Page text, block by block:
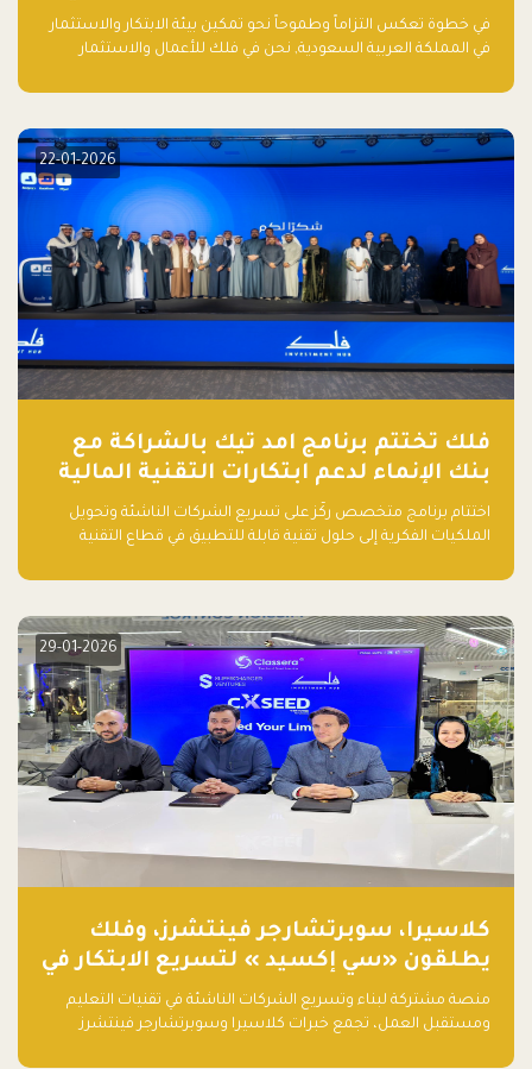
في الذكاء الاصطناعي بالمملكة العربية
السعودية
في خطوة تعكس التزاماً وطموحاً نحو تمكين بيئة الابتكار والاستثمار
في المملكة العربية السعودية, نحن في فلك للأعمال والاستثمار
الذكاء الاصطناعي: خارطة الطريق للمستثمرين ورواد الأعمال في
22-01-2026
فلك تختتم برنامج امد تيك بالشراكة مع
بنك الإنماء لدعم ابتكارات التقنية المالية
اختتام برنامج متخصص ركّز على تسريع الشركات الناشئة وتحويل
الملكيات الفكرية إلى حلول تقنية قابلة للتطبيق في قطاع التقنية
29-01-2026
كلاسيرا، سوبرتشارجر فينتشرز، وفلك
يطلقون «سي إكسيد » لتسريع الابتكار في
تقنيات التعليم ومستقبل العمل
منصة مشتركة لبناء وتسريع الشركات الناشئة في تقنيات التعليم
ومستقبل العمل، تجمع خبرات كلاسيرا وسوبرتشارجر فينتشرز